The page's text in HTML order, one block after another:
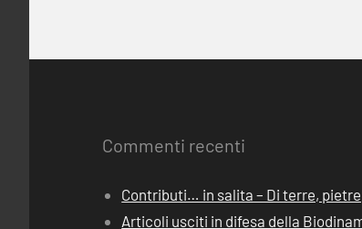
Commenti recenti
Contributi… in salita – Di terre,
Articoli usciti in difesa della